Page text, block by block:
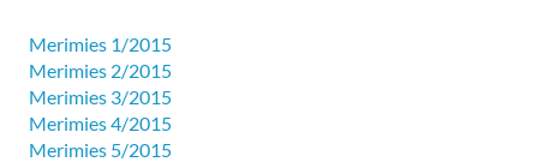
Merimies 1/2015
Merimies 2/2015
Merimies 3/2015
Merimies 4/2015
Merimies 5/2015